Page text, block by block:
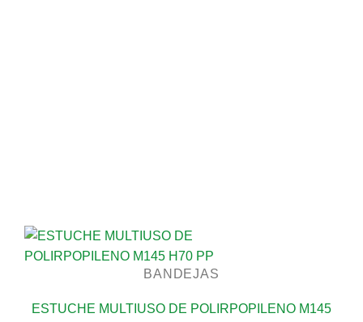
BANDEJAS
ESTUCHE MULTIUSO DE POLIRPOPILENO M145